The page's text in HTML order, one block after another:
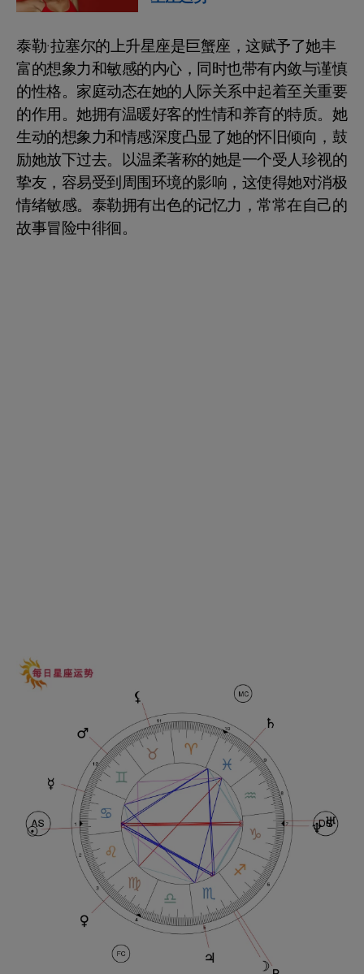
泰勒·拉塞尔的上升星座是巨蟹座，这赋予了她丰
富的想象力和敏感的内心，同时也带有内敛与谨慎
的性格。家庭动态在她的人际关系中起着至关重要
的作用。她拥有温暖好客的性情和养育的特质。她
生动的想象力和情感深度凸显了她的怀旧倾向，鼓
励她放下过去。以温柔著称的她是一个受人珍视的
挚友，容易受到周围环境的影响，这使得她对消极
情绪敏感。泰勒拥有出色的记忆力，常常在自己的
故事冒险中徘徊。